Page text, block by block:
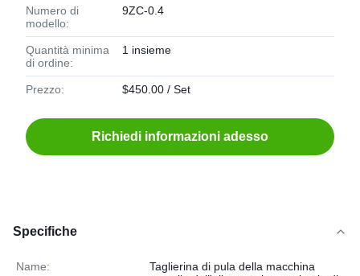
Numero di
modello:
9ZC-0.4
Quantità minima
di ordine:
1 insieme
Prezzo: $450.00 / Set
Richiedi informazioni adesso
Specifiche
Name:
Taglierina di pula della macchina